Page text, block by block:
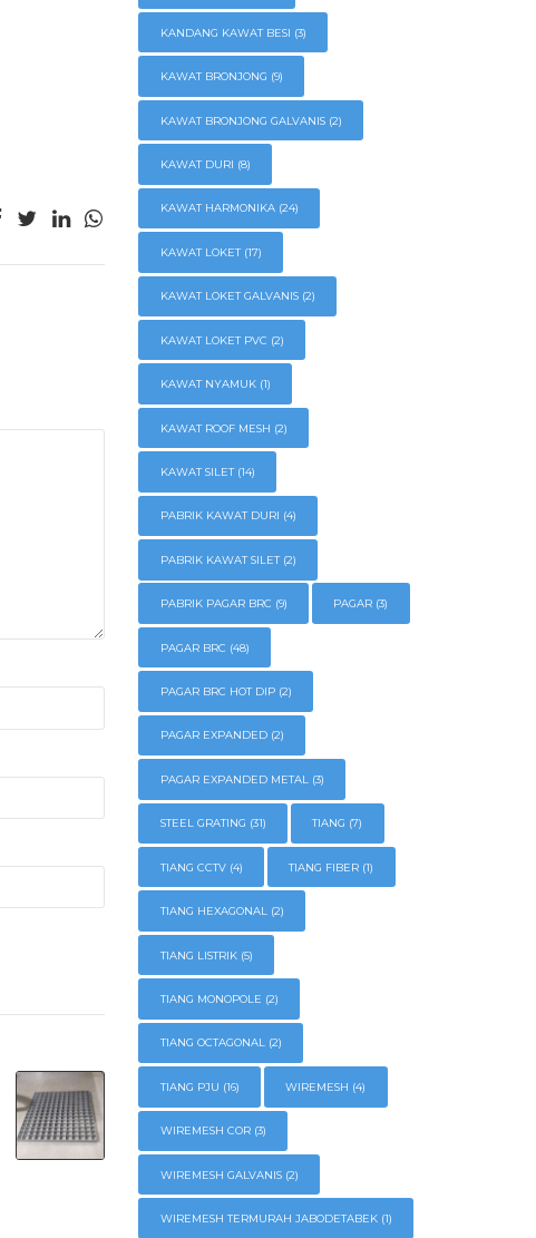
KANDANG KAWAT BESI (3)
KAWAT BRONJONG (9)
KAWAT BRONJONG GALVANIS(2)
KAWAT DURI (8)
KAWAT HARMONIKA(24)
KAWAT LOKET(17)
KAWAT LOKET GALVANIS(2)
KAWAT LOKET PVC (2)
KAWAT NYAMUK(1)
KAWAT ROOF MESH (2)
KAWAT SILET(14)
PABRIK KAWAT DURI (4)
PABRIK KAWAT SILET(2)
PABRIK PAGAR BRC (9) PAGAR (3)
PAGAR BRC (48)
PAGAR BRC HOT DIP(2)
PAGAR EXPANDED(2)
PAGAR EXPANDED METAL (3)
STEEL GRATING (31) TIANG (7)
TIANG CCTV(4) TIANG FIBER (1)
TIANG HEXAGONAL (2)
TIANG LISTRIK(5)
TIANG MONOPOLE (2)
TIANG OCTAGONAL(2)
TIANG PJU (16) WIREMESH (4)
WIREMESH COR(3)
WIREMESH GALVANIS(2)
WIREMESH TERMURAH JABODETABEK(1)